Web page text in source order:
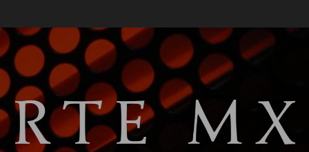
2
intensas, granizo y calor
extremo para este 7 de
agosto 7, 2026
3
Internacional
Christopher Landau
desmiente artículo de
Foreign Policy sobre visita a
Islas Salomón